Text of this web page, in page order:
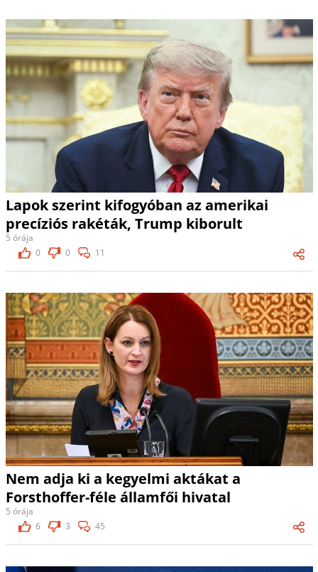
Lapok szerint kifogyóban az amerikai
precíziós rakéták, Trump kiborult
5 órája
0
0 11
Nem adja ki a kegyelmi aktákat a
Forsthoffer-féle államfői hivatal
5 órája
6
3 45